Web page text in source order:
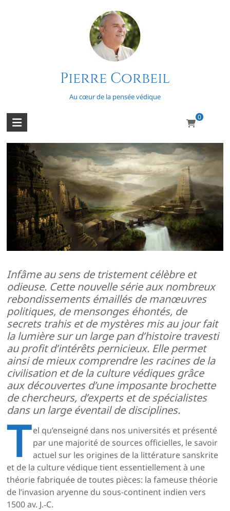
Pierre Corbeil
Au cœur de la pensée védique
0
L’infâme invasion aryenne
Infâme au sens de tristement célèbre et
odieuse. Cette nouvelle série aux nombreux
rebondissements émaillés de manœuvres
politiques, de mensonges éhontés, de
secrets trahis et de mystères mis au jour fait
la lumière sur un large pan d’histoire travesti
au profit d’intérêts pernicieux. Elle permet
ainsi de mieux comprendre les racines de la
civilisation et de la culture védiques grâce
aux découvertes d’une imposante brochette
de chercheurs, d’experts et de spécialistes
dans un large éventail de disciplines.
T el qu’enseigné dans nos universités et présenté
par une majorité de sources officielles, le savoir
actuel sur les origines de la littérature sanskrite
et de la culture védique tient essentiellement à une
théorie fabriquée de toutes pièces: la fameuse théorie
de l’invasion aryenne du sous-continent indien vers
1500 av. J.‑C.